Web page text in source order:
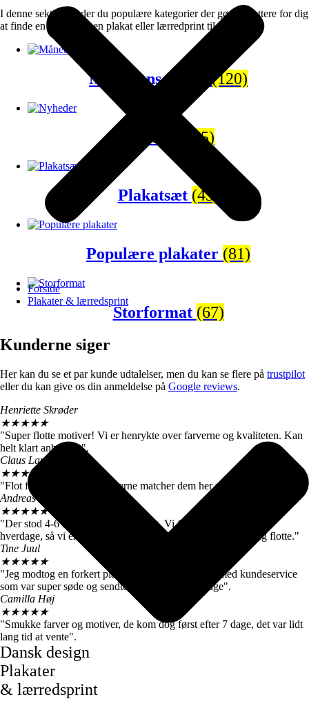
Forside
Plakater & lærredsprint
I denne sektion finder du populære kategorier der gør det lettere for dig
at finde en gave eller en plakat eller lærredprint til dig selv.
Månedens tilbud (120)
Nyheder (65)
Plakatsæt (43)
Populære plakater (81)
Storformat (67)
Kunderne siger
Her kan du se et par kunde udtalelser, men du kan se flere på trustpilot
eller du kan give os din anmeldelse på Google reviews.
Henriette Skrøder
★★★★★
"Super flotte motiver! Vi er henrykte over farverne og kvaliteten. Kan
helt klart anbefales".
Claus Langballe
★★★★
"Flot farvegengivelse. Farverne matcher dem her på siden".
Andreas W. Nielsen
★★★★★
"Der stod 4-6 hverdage ved levering. Vi fik motiverne efter 3
hverdage, så vi er meget tilfredse. De store billeder er virkelig flotte."
Tine Juul
★★★★★
"Jeg modtog en forkert plakat. Men fik hurtigt talt med kundeservice
som var super søde og sendte mig straks den rigtige".
Camilla Høj
★★★★★
"Smukke farver og motiver, de kom dog først efter 7 dage, det var lidt
lang tid at vente".
Dansk design
Plakater
& lærredsprint